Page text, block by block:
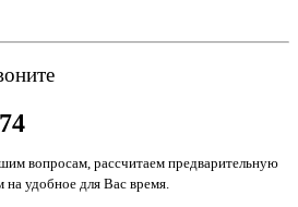
вопросам, рассчитаем предварительную
удобное для Вас время.